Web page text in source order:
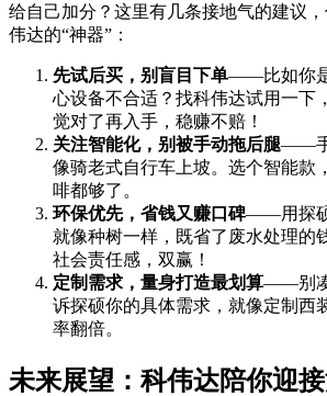
给自己加分？这里有几条接地气的建议
伟达的“神器”：
先试后买，别盲目下单——比如你
心设备不合适？找科伟达试用一下
觉对了再入手，稳赚不赔！
关注智能化，别被手动拖后腿——手
像骑老式自行车上坡。选个智能款
啡都够了。
环保优先，省钱又赚口碑——用探硕
就像种树一样，既省了废水处理的
社会责任感，双赢！
定制需求，量身打造最划算——别凑
诉探硕你的具体需求，就像定制西
率翻倍。
未来展望：科伟达陪你迎